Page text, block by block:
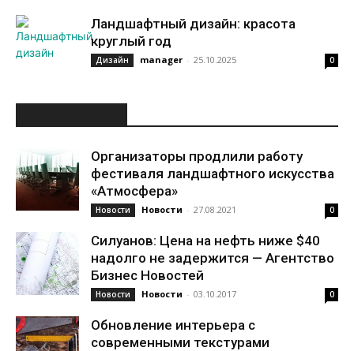
Ландшафтный дизайн: красота
круглый год
Дизайн manager - 25.10.2025 0
Организаторы продлили работу
фестиваля ландшафтного искусства
«Атмосфера»
Новости Новости - 27.08.2021 0
Силуанов: Цена на нефть ниже $40
надолго не задержится — Агентство
Бизнес Новостей
Новости Новости - 03.10.2017 0
Обновление интерьера с
современными текстурами